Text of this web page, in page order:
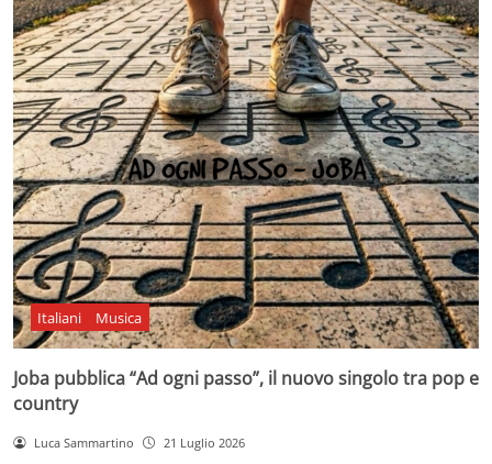
Italiani Musica
Joba pubblica “Ad ogni passo”, il nuovo singolo tra pop e
country
Luca Sammartino 21 Luglio 2026